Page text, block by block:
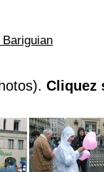
Bariguian
Cliquez